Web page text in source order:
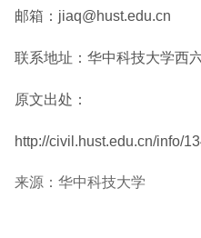
邮箱：jiaq@hust.edu.cn
联系地址：华中科技大学西
原文出处：
http://civil.hust.edu.cn/info/
来源：华中科技大学